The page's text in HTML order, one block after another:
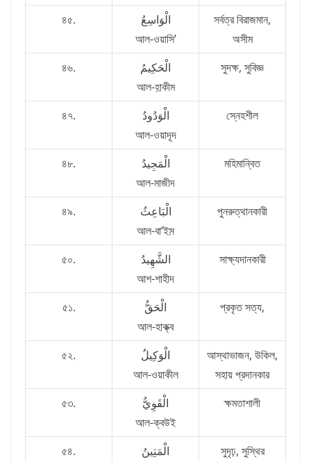
৪৫.
الْوَاسِعُ
আল-ওয়াসি’
সর্বত্র বিরাজমান,
অসীম
৪৬.
الْحَكِيمُ
আল-হ়াকীম
সুদক্ষ, সুবিজ্ঞ
৪৭.
الْوَدُودُ
আল-ওয়াদূদ
স্নেহশীল
৪৮.
الْمَجِيدُ
আল-মাজীদ
মহিমান্বিত
৪৯.
الْبَاعِثُ
আল-বা‘ইস়
পুনরুত্থানকারী
৫০.
الشَّهِيدُ
আশ-শাহীদ
সাক্ষ্যদানকারী
৫১.
الْحَقُّ
আল-হাক্ক্ব
প্রকৃত সত্য,
৫২.
الْوَكِيلُ
আল-ওয়াকীল
আস্থাভাজন, উকিল,
সহায় প্রদানকার
৫৩.
الْقَوِيُّ
আল-ক্বউই
ক্ষমতাশালী
৫৪.
الْمَتِينُ
সুদৃঢ়, সুস্থির